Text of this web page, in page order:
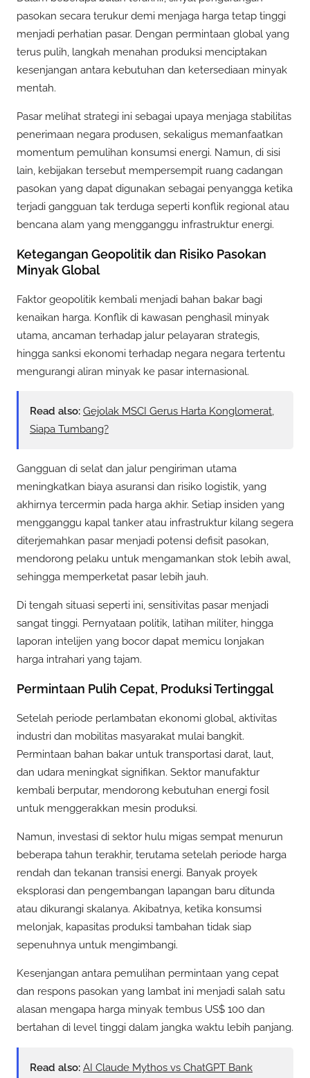
pasokan secara terukur demi menjaga harga tetap tinggi
menjadi perhatian pasar. Dengan permintaan global yang
terus pulih, langkah menahan produksi menciptakan
kesenjangan antara kebutuhan dan ketersediaan minyak
mentah.
Pasar melihat strategi ini sebagai upaya menjaga stabilitas
penerimaan negara produsen, sekaligus memanfaatkan
momentum pemulihan konsumsi energi. Namun, di sisi
lain, kebijakan tersebut mempersempit ruang cadangan
pasokan yang dapat digunakan sebagai penyangga ketika
terjadi gangguan tak terduga seperti konflik regional atau
bencana alam yang mengganggu infrastruktur energi.
Ketegangan Geopolitik dan Risiko Pasokan
Minyak Global
Faktor geopolitik kembali menjadi bahan bakar bagi
kenaikan harga. Konflik di kawasan penghasil minyak
utama, ancaman terhadap jalur pelayaran strategis,
hingga sanksi ekonomi terhadap negara negara tertentu
mengurangi aliran minyak ke pasar internasional.
Read also: Gejolak MSCI Gerus Harta Konglomerat,
Siapa Tumbang?
Gangguan di selat dan jalur pengiriman utama
meningkatkan biaya asuransi dan risiko logistik, yang
akhirnya tercermin pada harga akhir. Setiap insiden yang
mengganggu kapal tanker atau infrastruktur kilang segera
diterjemahkan pasar menjadi potensi defisit pasokan,
mendorong pelaku untuk mengamankan stok lebih awal,
sehingga memperketat pasar lebih jauh.
Di tengah situasi seperti ini, sensitivitas pasar menjadi
sangat tinggi. Pernyataan politik, latihan militer, hingga
laporan intelijen yang bocor dapat memicu lonjakan
harga intrahari yang tajam.
Permintaan Pulih Cepat, Produksi Tertinggal
Setelah periode perlambatan ekonomi global, aktivitas
industri dan mobilitas masyarakat mulai bangkit.
Permintaan bahan bakar untuk transportasi darat, laut,
dan udara meningkat signifikan. Sektor manufaktur
kembali berputar, mendorong kebutuhan energi fosil
untuk menggerakkan mesin produksi.
Namun, investasi di sektor hulu migas sempat menurun
beberapa tahun terakhir, terutama setelah periode harga
rendah dan tekanan transisi energi. Banyak proyek
eksplorasi dan pengembangan lapangan baru ditunda
atau dikurangi skalanya. Akibatnya, ketika konsumsi
melonjak, kapasitas produksi tambahan tidak siap
sepenuhnya untuk mengimbangi.
Kesenjangan antara pemulihan permintaan yang cepat
dan respons pasokan yang lambat ini menjadi salah satu
alasan mengapa harga minyak tembus US$ 100 dan
bertahan di level tinggi dalam jangka waktu lebih panjang.
Read also: AI Claude Mythos vs ChatGPT Bank